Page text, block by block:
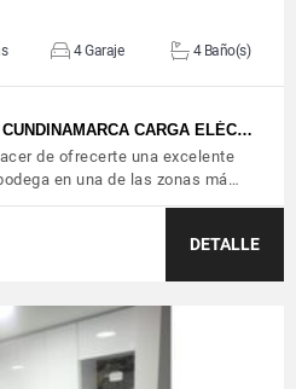
4 Garaje 4 Baño(s)
CARGA ELÉC…
de ofrecerte una excelente
en una de las zonas má…
DETALLE